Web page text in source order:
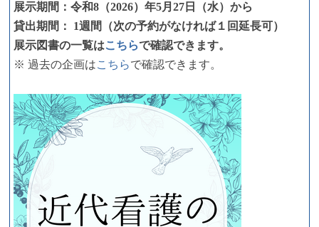
展示期間：令和8（2026）年5月27日（水）から
貸出期間： 1週間（次の予約がなければ１回延長可）
展示図書の一覧はこちらで確認できます。
※ 過去の企画はこちらで確認できます。